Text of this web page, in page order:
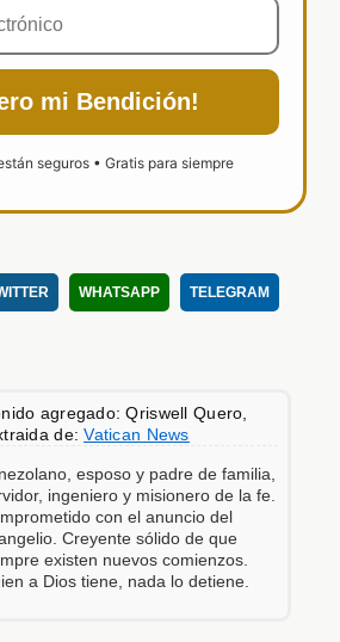
mi Bendición!
seguros • Gratis para siempre
WHATSAPP TELEGRAM
agregado: Qriswell Quero,
de:Vatican News
esposo y padre de familia,
ingeniero y misionero de la fe.
con el anuncio del
Creyente sólido de que
existen nuevos comienzos.
a Dios tiene, nada lo detiene.